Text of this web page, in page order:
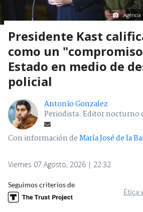
Presidente Kast
como un
Estado en medio de
policial
Antonio Gonzalez
Periodista. Editor nocturno
Con información deMaría José de la
Viernes 07 Agosto, 2026 | 22:32
Seguimos criterios de
Ética